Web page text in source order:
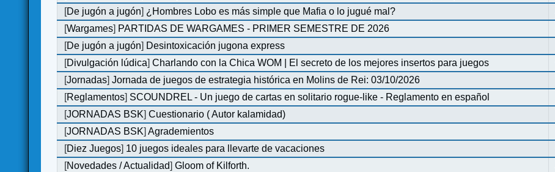
[De jugón a jugón] ¿Hombres Lobo es más simple que Mafia o lo jugué mal?
[Wargames] PARTIDAS DE WARGAMES - PRIMER SEMESTRE DE 2026
[De jugón a jugón] Desintoxicación jugona express
[Divulgación lúdica]Charlando con la Chica WOM | El secreto de los mejores insertos para juegos
[Jornadas]Jornada de juegos de estrategia histórica en Molins de Rei: 03/10/2026
[Reglamentos] SCOUNDREL - Un juego de cartas en solitario rogue-like - Reglamento en español
[JORNADAS BSK]Cuestionario ( Autor kalamidad)
[JORNADAS BSK]Agrademientos
[Diez Juegos] 10 juegos ideales para llevarte de vacaciones
[Novedades / Actualidad]Gloom of Kilforth.